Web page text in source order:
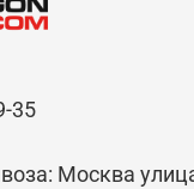
35
Москва